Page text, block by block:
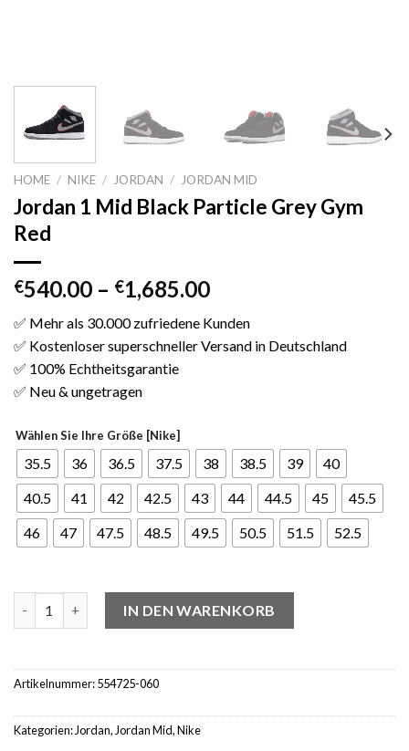
HOME / NIKE / JORDAN / JORDAN MID
Jordan 1 Mid Black Particle Grey Gym
Red
€540.00 – €1,685.00
✅ Mehr als 30.000 zufriedene Kunden
✅ Kostenloser superschneller Versand in Deutschland
✅ 100% Echtheitsgarantie
✅ Neu & ungetragen
Wählen Sie Ihre Größe [Nike]
35.5 36 36.5 37.5 38 38.5 39
40
40.5
41 42 42.5 43 44 44.5 45
45.5
46
47 47.5 48.5 49.5 50.5 51.5 52.5
IN DEN WARENKORB
Artikelnummer:554725-060
Kategorien: Jordan, Jordan Mid,Nike